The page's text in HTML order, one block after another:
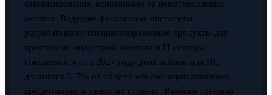
финансирования, основанным на нематериальных
активах. Ведущие финансовые институты
разрабатывают специализированные продукты для
креативных индустрий, биотеха и IT-сектора.
Ожидается, что к 2027 году доля займов под ИС
достигнет 5–7% от общего объёма корпоративного
кредитования в развитых странах. Важным трендом